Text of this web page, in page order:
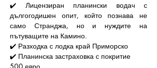
✔️ Лицензиран планински водач с
дългогодишен опит, който познава не
само Странджа, но и нуждите на
пътуващите на Камино.
✔️ Разходка с лодка край Приморско
✔️ Планинска застраховка с покритие